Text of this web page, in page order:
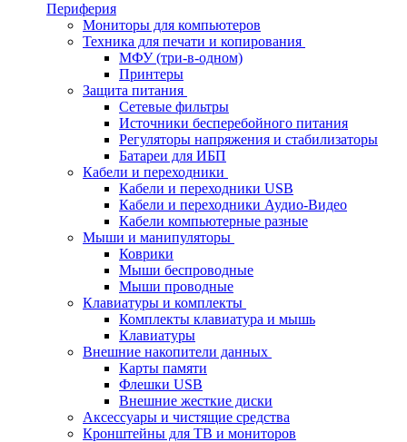
Периферия
Мониторы для компьютеров
Техника для печати и копирования
МФУ (три-в-одном)
Принтеры
Защита питания
Сетевые фильтры
Источники бесперебойного питания
Регуляторы напряжения и стабилизаторы
Батареи для ИБП
Кабели и переходники
Кабели и переходники USB
Кабели и переходники Аудио-Видео
Кабели компьютерные разные
Мыши и манипуляторы
Коврики
Мыши беспроводные
Мыши проводные
Клавиатуры и комплекты
Комплекты клавиатура и мышь
Клавиатуры
Внешние накопители данных
Карты памяти
Флешки USB
Внешние жесткие диски
Аксессуары и чистящие средства
Кронштейны для ТВ и мониторов